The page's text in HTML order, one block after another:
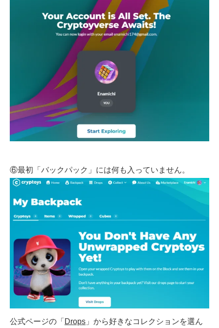
⑥最初「バックパック」には何も入っていません。
公式ページの「 Drops 」から好きなコレクションを選ん